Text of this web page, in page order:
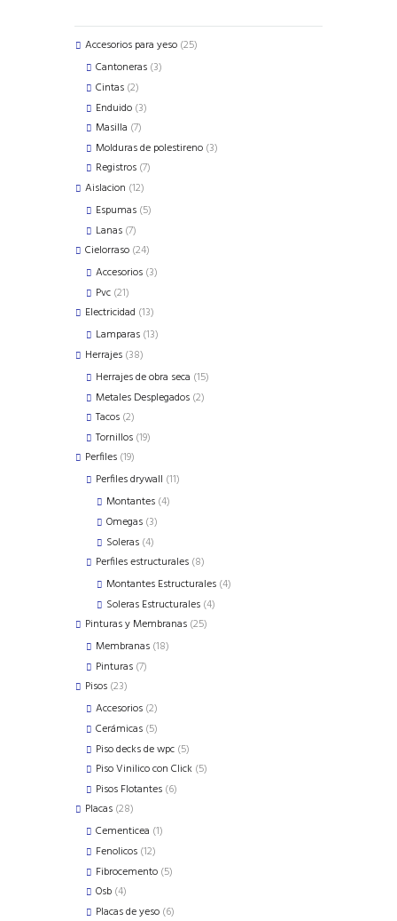
Accesorios para yeso 2525
Cantoneras 33
Cintas 22
products
Enduido 33
Masilla 77
products
Molduras de polestireno 33
Registros 77
Aislacion 1212
products
Espumas 55
Lanas 77
products
Cielorraso 2424
products
Accesorios 33
Pvc 2121
products
Electricidad 1313
products
Lamparas 1313
Herrajes 3838
products
Herrajes de obra seca 1515
Metales Desplegados 22
Tacos 22
products
Tornillos 1919
Perfiles 1919
products
Perfiles drywall 1111
Montantes 44
Omegas 33
Soleras 44
products
Perfiles estructurales 88
products
Montantes Estructurales 44
Soleras Estructurales 44
Pinturas y Membranas 2525
Membranas 1818
Pinturas 77
Pisos 2323
products
Accesorios 22
products
Cerámicas 55
products
Piso decks de wpc 55
products
Piso Vinilico con Click 55
Pisos Flotantes 66
Placas 2828
products
Cementicea 11
Fenolicos 1212
products
Fibrocemento 55
Osb 44
products
Placas de yeso 66